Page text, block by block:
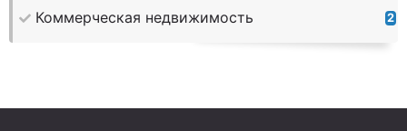
Коммерческая недвижимость 2